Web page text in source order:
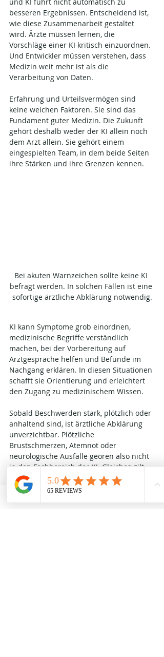
und KI führt nicht automatisch zu
besseren Ergebnissen. Entscheidend ist,
wie diese Zusammenarbeit gestaltet
wird. Ärzte müssen lernen, die
Vorschläge einer KI kritisch einzuordnen.
Und Entwickler müssen verstehen, dass
Medizin weit mehr ist als die
Verarbeitung von Daten.
Erfahrung und Urteilsvermögen sind
keine weichen Faktoren. Sie sind das
Fundament guter Medizin. Die Zukunft
gehört deshalb weder der KI allein noch
dem Arzt allein. Sie gehört einem
eingespielten Team, in dem beide Seiten
ihre Stärken und ihre Grenzen kennen.
Bei akuten Warnzeichen sollte keine KI
befragt werden. In solchen Fällen ist eine
sofortige ärztliche Abklärung notwendig.
KI kann Symptome grob einordnen,
medizinische Begriffe verständlich
machen, bei der Vorbereitung auf
Arztgespräche helfen und Befunde im
Nachgang erklären. In diesen Situationen
schafft sie Orientierung und erleichtert
den Zugang zu medizinischem Wissen.
Sobald Beschwerden stark, plötzlich oder
anhaltend sind, ist ärztliche Abklärung
unverzichtbar. Plötzliche
Brustschmerzen, Atemnot oder
neurologische Ausfälle geören also nicht
in den Fachbereich der KI. Gleiches gilt,
wenn Kinder, ältere Menschen oder
Schwangere betroffen sind oder wenn